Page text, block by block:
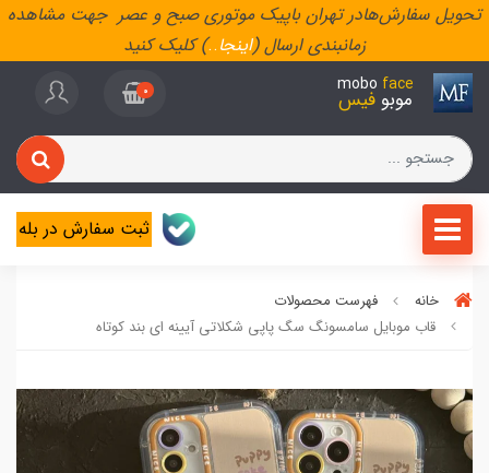
تحویل سفارش‌هادر تهران باپیک موتوری صبح و عصر جهت مشاهده
زمانبندی ارسال (اینجا..) کلیک کنید
mobo face
موبو فیس 0
ثبت سفارش در بله
خانه
فهرست محصولات
قاب موبایل سامسونگ سگ پاپی شکلاتی آیینه ای بند کوتاه